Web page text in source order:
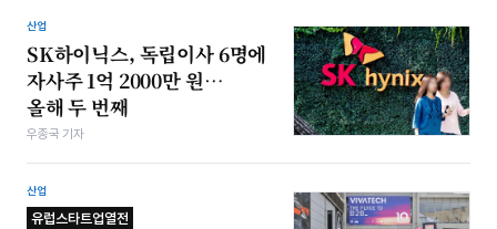
산업
SK하이닉스, 독립이사 6명에
자사주 1억 2000만 원…
올해 두 번째
우종국 기자
산업
유럽스타트업열전